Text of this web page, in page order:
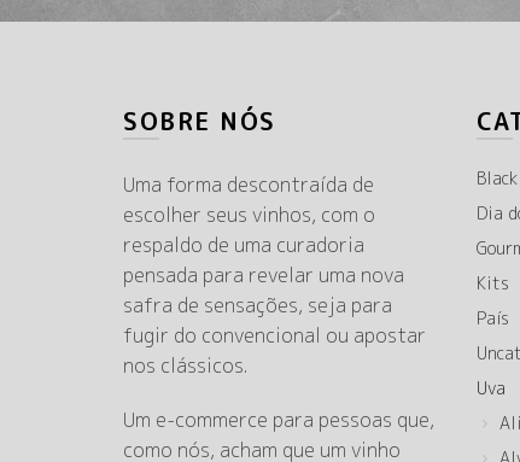
SOBRE NÓS
Uma forma descontraída de
escolher seus vinhos, com o
respaldo de uma curadoria
pensada para revelar uma nova
safra de sensações, seja para
fugir do convencional ou apostar
nos clássicos.
Um e-commerce para pessoas que,
como nós, acham que um vinho
Dia
Kits
País
Uva